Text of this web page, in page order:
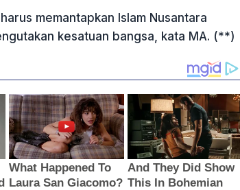
memantapkan Islam Nusantara
kesatuan bangsa, kata MA. (**)